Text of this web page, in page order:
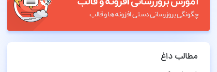
مطالب داغ